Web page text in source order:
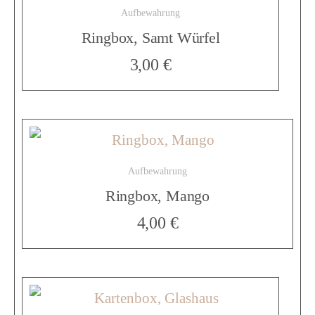
b
o
x
,
S
n
Aufbewahrung
Ringbox, Samt Würfel
3,00 €
Aufbewahrung
Ringbox, Mango
4,00 €